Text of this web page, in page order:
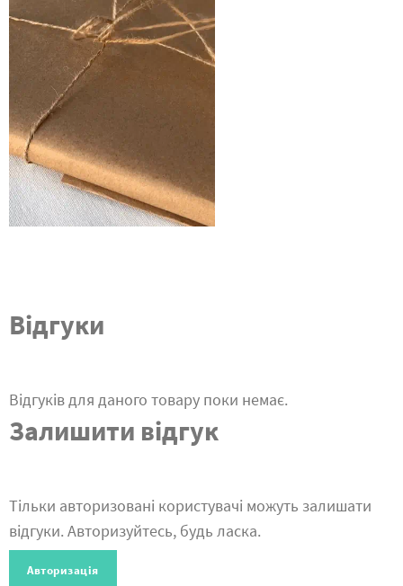
Відгуки
Відгуків для даного товару поки немає.
Залишити відгук
Тільки авторизовані користувачі можуть залишати
відгуки. Авторизуйтесь, будь ласка.
Авторизація